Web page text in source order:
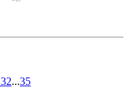
32...35